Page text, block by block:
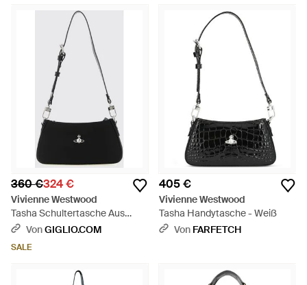
360 €324 €
Vivienne Westwood
Tasha Schultertasche Aus
Kunstleder Mit Orb-Logo -
VonGIGLIO.COM
SALE
405 €
Vivienne Westwood
Tasha Handytasche - Weiß
Von FARFETCH